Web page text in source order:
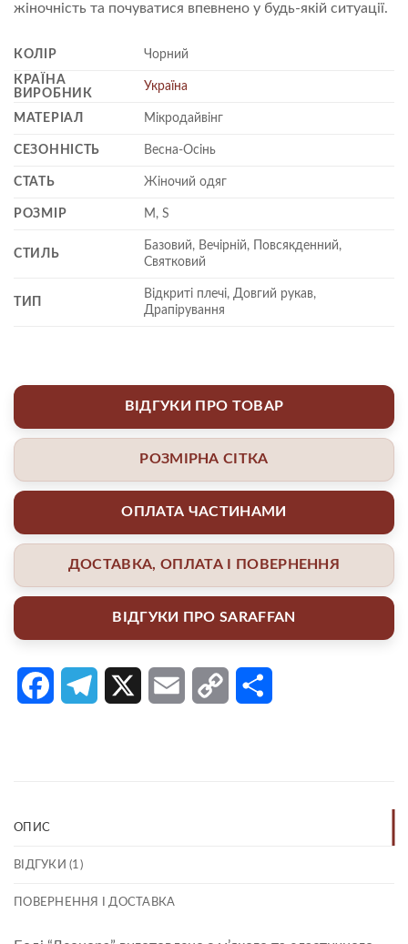
жіночність та почуватися впевнено у будь-якій ситуації.
КОЛІР
Чорний
КРАЇНА
ВИРОБНИК
Україна
МАТЕРІАЛ Мікродайвінг
СЕЗОННІСТЬ Весна-Осінь
СТАТЬ Жіночий одяг
РОЗМІР M, S
СТИЛЬ
Базовий, Вечірній, Повсякденний,
Святковий
ТИП
Відкриті плечі, Довгий рукав,
Драпірування
ВІДГУКИ ПРО ТОВАР
РОЗМІРНА СІТКА
ОПЛАТА ЧАСТИНАМИ
ДОСТАВКА, ОПЛАТА І ПОВЕРНЕННЯ
ВІДГУКИ ПРО SARAFFAN
FacebookTelegram Email Copy
ОПИС
ВІДГУКИ (1)
ПОВЕРНЕННЯ І ДОСТАВКА